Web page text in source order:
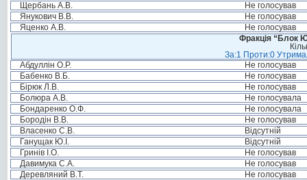
Щербань А.В.
Не голосував
Янукович В.В.
Не голосував
Яценко А.В.
Не голосував
Фракція “Блок
За:1 Проти:0
Абдуллін О.Р.
Не голосував
Бабенко В.Б.
Не голосував
Бірюк Л.В.
Не голосував
Болюра А.В.
Не голосувала
Бондаренко О.Ф.
Не голосувала
Бородін В.В.
Не голосував
Власенко С.В.
Відсутній
Ганущак Ю.І.
Відсутній
Гринів І.О.
Не голосував
Давимука С.А.
Не голосував
Деревляний В.Т.
Не голосував